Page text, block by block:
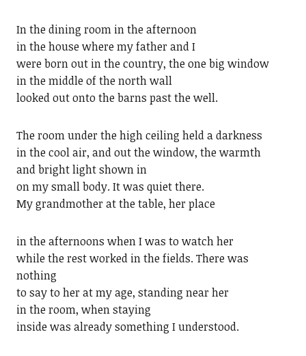
In the dining room in the afternoon
in the house where my father and I
were born out in the country, the one big window
in the middle of the north wall
looked out onto the barns past the well.
The room under the high ceiling held a darkness
in the cool air, and out the window, the warmth
and bright light shown in
on my small body. It was quiet there.
My grandmother at the table, her place
in the afternoons when I was to watch her
while the rest worked in the fields. There was
nothing
to say to her at my age, standing near her
in the room, when staying
inside was already something I understood.